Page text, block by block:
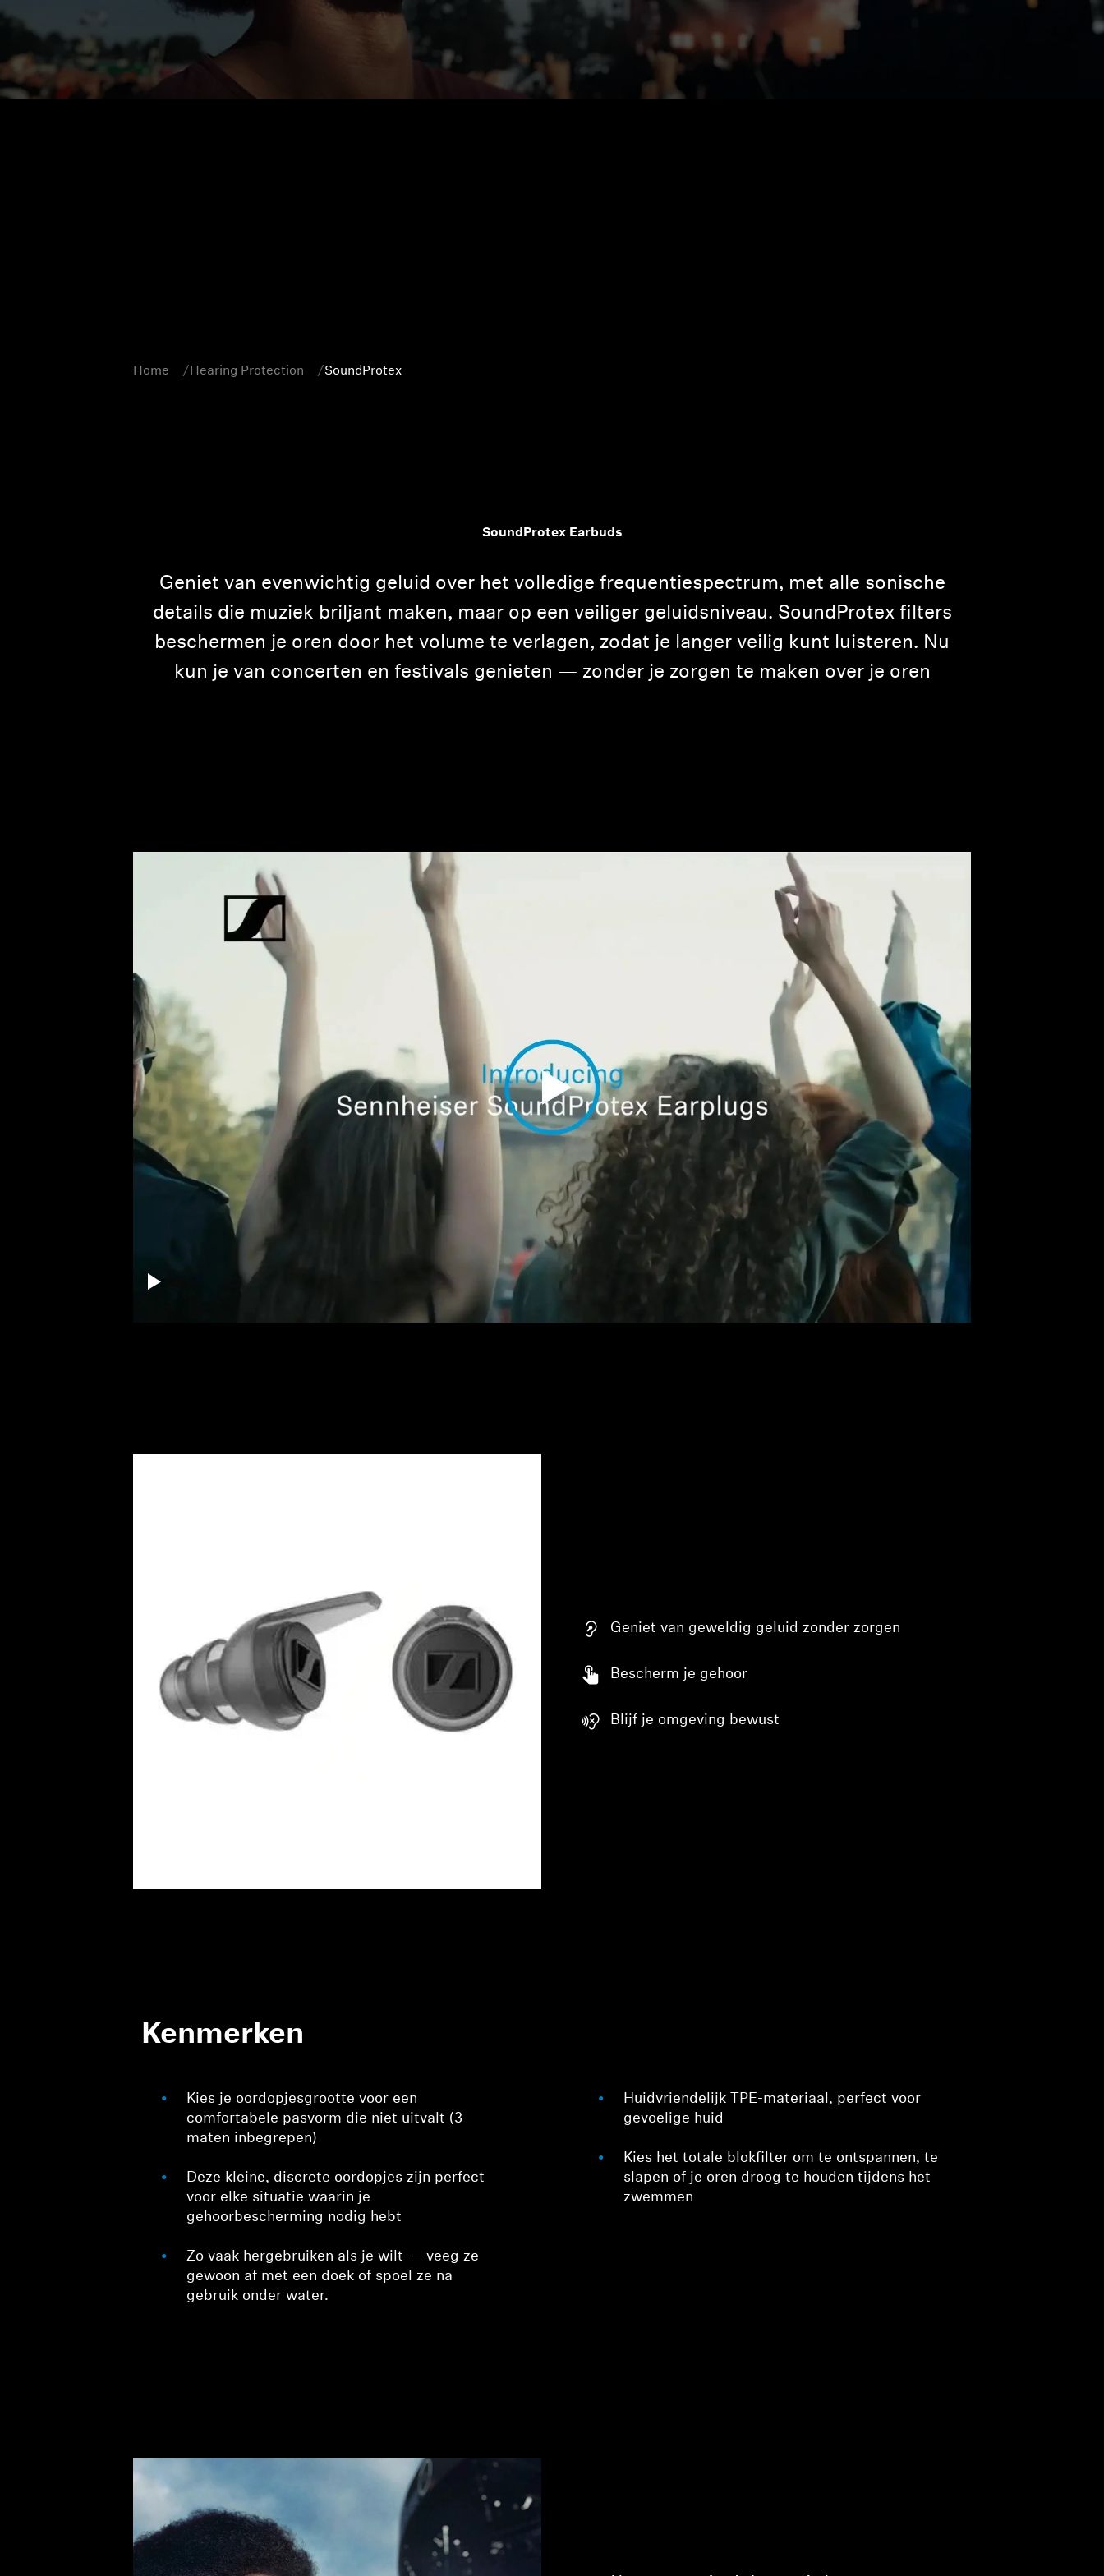
Home Hearing Protection SoundProtex
SoundProtex Earbuds
Geniet van evenwichtig geluid over het volledige frequentiespectrum, met alle sonische
details die muziek briljant maken, maar op een veiliger geluidsniveau. SoundProtex filters
beschermen je oren door het volume te verlagen, zodat je langer veilig kunt luisteren. Nu
kun je van concerten en festivals genieten — zonder je zorgen te maken over je oren
Geniet van geweldig geluid zonder zorgen
Bescherm je gehoor
Blijf je omgeving bewust
Kenmerken
Kies je oordopjesgrootte voor een
comfortabele pasvorm die niet uitvalt (3
maten inbegrepen)
Deze kleine, discrete oordopjes zijn perfect
voor elke situatie waarin je
gehoorbescherming nodig hebt
Zo vaak hergebruiken als je wilt — veeg ze
gewoon af met een doek of spoel ze na
gebruik onder water.
Huidvriendelijk TPE-materiaal, perfect voor
gevoelige huid
Kies het totale blokfilter om te ontspannen, te
slapen of je oren droog te houden tijdens het
zwemmen
Inloggen vereist
Meld u aan bij uw account om producten aan uw verlanglijst
toe te voegen en uw eerder opgeslagen artikelen te bekijken.